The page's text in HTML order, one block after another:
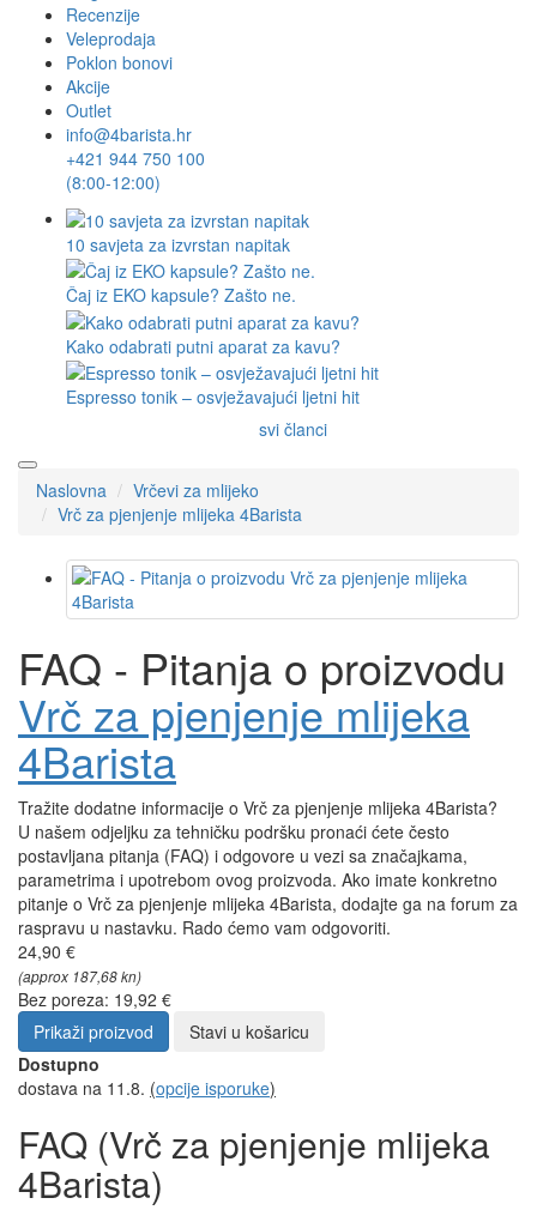
Recenzije
Veleprodaja
Poklon bonovi
Akcije
Outlet
info@4barista.hr
+421 944 750 100
(8:00-12:00)
10 savjeta za izvrstan napitak
Čaj iz EKO kapsule? Zašto ne.
Kako odabrati putni aparat za kavu?
Espresso tonik – osvježavajući ljetni hit
svi članci
Naslovna
Vrčevi za mlijeko
Vrč za pjenjenje mlijeka 4Barista
FAQ - Pitanja o proizvodu
Vrč za pjenjenje mlijeka
4Barista
Tražite dodatne informacije o Vrč za pjenjenje mlijeka 4Barista?
U našem odjeljku za tehničku podršku pronaći ćete često
postavljana pitanja (FAQ) i odgovore u vezi sa značajkama,
parametrima i upotrebom ovog proizvoda. Ako imate konkretno
pitanje o Vrč za pjenjenje mlijeka 4Barista, dodajte ga na forum za
raspravu u nastavku. Rado ćemo vam odgovoriti.
24,90 €
(approx 187,68 kn)
Bez poreza: 19,92 €
Prikaži proizvod
Stavi u košaricu
Dostupno
dostava na 11.8. (opcije isporuke)
FAQ (Vrč za pjenjenje mlijeka
4Barista)